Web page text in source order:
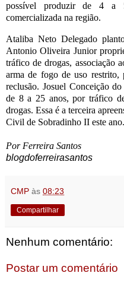
possível produzir de 4
comercializada na região.
Ataliba Neto Delegado
Antonio Oliveira Junior
tráfico de drogas, associação
arma de fogo de uso restrito,
reclusão. Josuel Conceição
de 8 a 25 anos, por tráfico
drogas. Essa é a terceira
Civil de Sobradinho II este ano.
Por Ferreira Santos
blogdoferreirasantos
CMP às 08:23
Compartilhar
Nenhum comentário:
Postar um comentário